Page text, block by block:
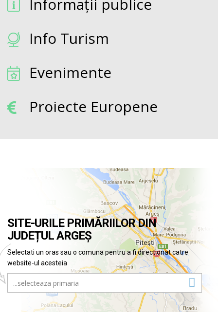
Info Turism
Evenimente
Proiecte Europene
SITE-URILE PRIMĂRIILOR DIN
JUDEȚUL ARGEȘ
Selectati un oras sau o comuna pentru a fi directionat catre
website-ul acesteia